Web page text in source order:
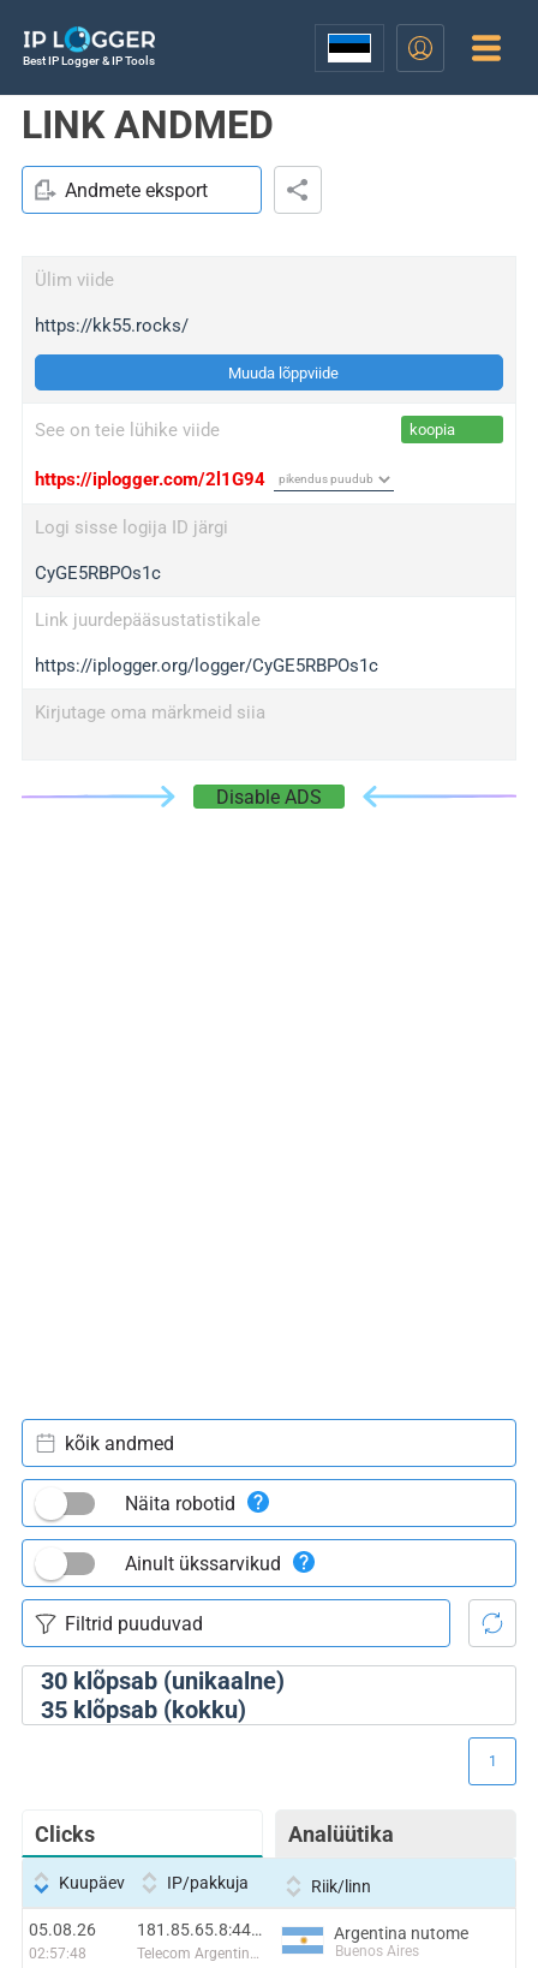
Best IP Logger & IP Tools
LINK ANDMED
Andmete eksport
Ülim viide
https://kk55.rocks/
Muuda lõppviide
See on teie lühike viide koopia
https://iplogger.com/2l1G94
Logi sisse logija ID järgi
CyGE5RBPOs1c
Link juurdepääsustatistikale
https://iplogger.org/logger/CyGE5RBPOs1c
Kirjutage oma märkmeid siia
Disable ADS
30klõpsab (unikaalne)
35klõpsab (kokku)
kõik andmed
Näita robotid
Ainult ükssarvikud
Clicks Analüütika
1
Kuupäev IP/pakkuja Riik/linn
05.08.26
02:57:48
181.85.65.8:44408
Telecom Argentina S.A.
Argentina nutome
Buenos Aires